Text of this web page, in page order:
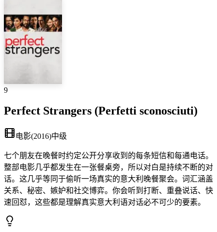
9
Perfect Strangers (Perfetti sconosciuti)
电影(2016)中级
七个朋友在晚餐时约定公开分享收到的每条短信和每通电话。
整部电影几乎都发生在一张餐桌旁，所以对白是持续不断的对
话。这几乎等同于偷听一场真实的意大利晚餐聚会。词汇涵盖
关系、秘密、嫉妒和社交博弈。你会听到打断、重叠说话、快
速回怼，这些都是理解真实意大利语对话必不可少的要素。